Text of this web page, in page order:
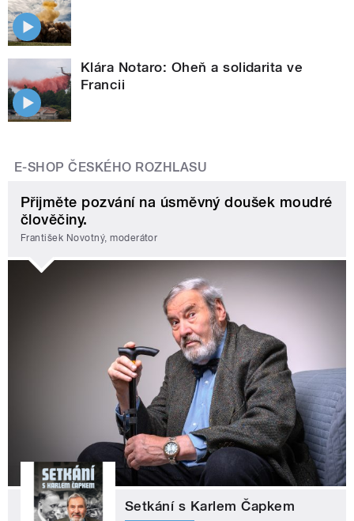
Klára Notaro: Oheň a solidarita ve
Francii
E-SHOP ČESKÉHO ROZHLASU
Přijměte pozvání na úsměvný doušek moudré
člověčiny.
František Novotný, moderátor
Setkání s Karlem Čapkem